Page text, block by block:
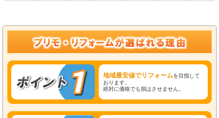
地域最安値でリフォームを目指して
おります。
絶対に価格でも損はさせません。